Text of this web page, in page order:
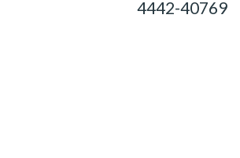
4442-40769